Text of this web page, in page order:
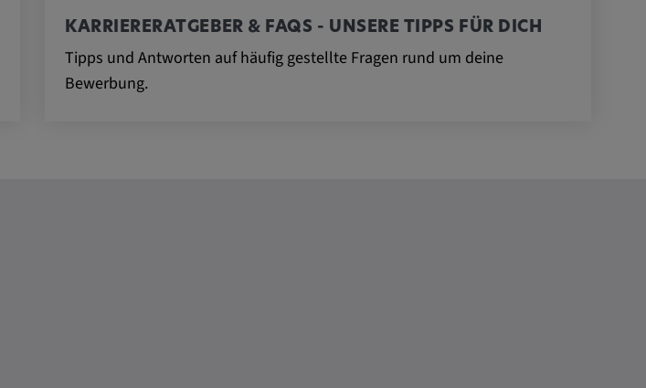
KARRIERERATGEBER & FAQS - UNSERE TIPPS FÜR DICH
Tipps und Antworten auf häufig gestellte Fragen rund um deine
Bewerbung.